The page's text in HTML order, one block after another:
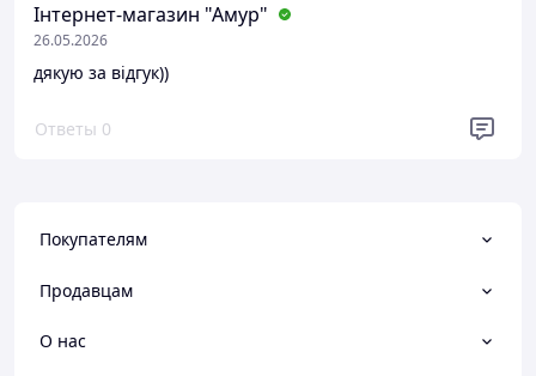
Інтернет-магазин "Амур"
26.05.2026
дякую за відгук))
Ответы 0
Покупателям
Продавцам
О нас